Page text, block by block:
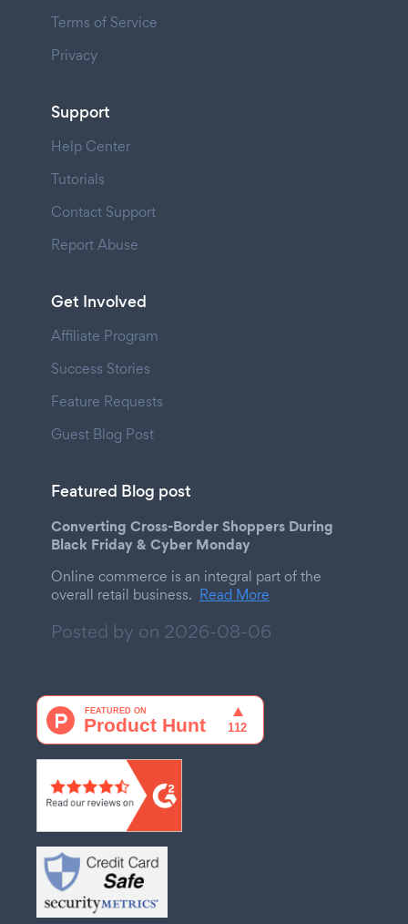
Terms of Service
Privacy
Support
Help Center
Tutorials
Contact Support
Report Abuse
Get Involved
Affiliate Program
Success Stories
Feature Requests
Guest Blog Post
Featured Blog post
Converting Cross-Border Shoppers During
Black Friday & Cyber Monday
Online commerce is an integral part of the
overall retail business. Read More
Posted by on 2026-08-06